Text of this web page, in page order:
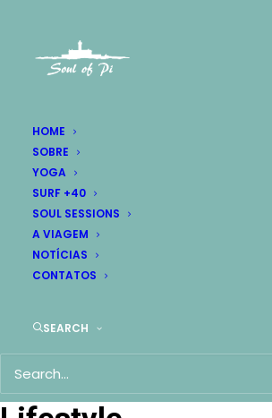
HOME
SOBRE
YOGA
SURF +40
SOUL SESSIONS
A VIAGEM
NOTÍCIAS
CONTATOS
SEARCH